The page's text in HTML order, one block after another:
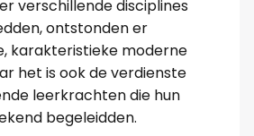
verschillende disciplines
ontstonden er
karakteristieke moderne
het is ook de verdienste
leerkrachten die hun
begeleidden.